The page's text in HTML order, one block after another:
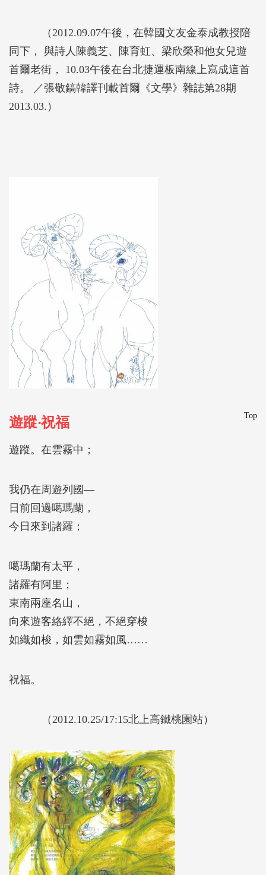
（2012.09.07午後，在韓國文友金泰成教授陪
同下， 與詩人陳義芝、陳育虹、梁欣榮和他女兒遊
首爾老街， 10.03午後在台北捷運板南線上寫成這首
詩。 ／張敬鎬韓譯刊載首爾《文學》雜誌第28期
2013.03.）
Top
遊蹤‧祝福
遊蹤。在雲霧中；
我仍在周遊列國―
日前回過噶瑪蘭，
今日來到諸羅；
噶瑪蘭有太平，
諸羅有阿里；
東南兩座名山，
向來遊客絡繹不絕，不絕穿梭
如織如梭，如雲如霧如風……
祝福。
（2012.10.25/17:15北上高鐵桃園站）